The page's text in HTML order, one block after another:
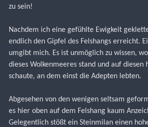
zu sein!
Nachdem ich eine gefühlte Ewigkeit
endlich den Gipfel des Felshangs erreicht.
umgibt mich. Es ist unmöglich zu wissen,
dieses Wolkenmeeres stand und auf diesen
schaute, an dem einst die Adepten lebten.
Abgesehen von den wenigen seltsam
es hier oben auf dem Felshang kaum
Gelegentlich stößt ein Steinmilan einen